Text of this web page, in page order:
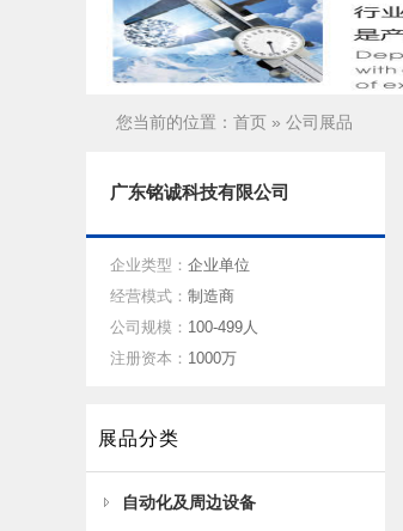
您当前的位置： 首页 » 公司展品
广东铭诚科技有限公司
企业类型： 企业单位
经营模式： 制造商
公司规模： 100-499人
注册资本： 1000万
展品分类
自动化及周边设备